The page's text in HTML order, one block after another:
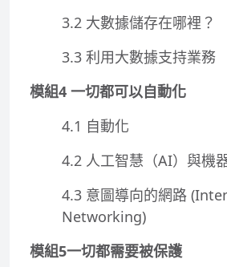
3.2 大數據儲存在哪裡？
3.3 利用大數據支持業務
模組4 一切都可以自動化
4.1 自動化
4.2 人工智慧（AI）與機
4.3 意圖導向的網路
Networking)
模組5一切都需要被保護